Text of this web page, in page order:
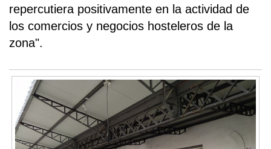
repercutiera positivamente en la actividad de
los comercios y negocios hosteleros de la
zona".